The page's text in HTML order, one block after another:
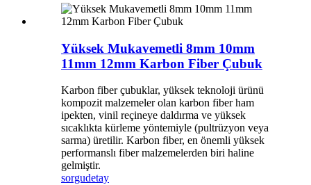
Yüksek Mukavemetli 8mm 10mm
11mm 12mm Karbon Fiber Çubuk
Karbon fiber çubuklar, yüksek teknoloji ürünü
kompozit malzemeler olan karbon fiber ham
ipekten, vinil reçineye daldırma ve yüksek
sıcaklıkta kürleme yöntemiyle (pultrüzyon veya
sarma) üretilir. Karbon fiber, en önemli yüksek
performanslı fiber malzemelerden biri haline
gelmiştir.
sorgudetay